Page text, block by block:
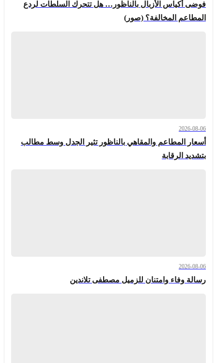
فوضى أكياس الأزبال بالناظور… هل تتحرك السلطات لردع
المطاعم المخالفة؟ (صور)
2026-08-06
أسعار المطاعم والمقاهي بالناظور تثير الجدل وسط مطالب
بتشديد الرقابة
2026-08-06
رسالة وفاء وامتنان للزميل مصطفى تلاندين